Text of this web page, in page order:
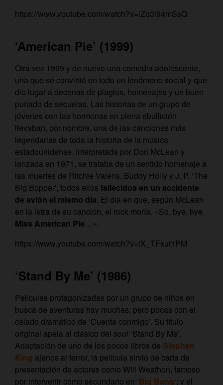
https://www.youtube.com/watch?v=iZq3i94mSsQ
‘American Pie’ (1999)
Otra vez 1999 y de nuevo una comedia adolescente,
una que se convirtió en todo un fenómeno social y que
dio lugar a decenas de plagios, homenajes y un buen
puñado de secuelas. Las historias de un grupo de
jóvenes con las hormonas en plena ebullición
llevaban, por nombre, una de las canciones más
legendarias de toda la historia de la música
estadounidense. Interpretada por Don McLean y
lanzada en 1971, se trataba de un sentido homenaje a
las muertes de Ritchie Valens, Buddy Holly y J. P. ‘The
Big Bopper’, todos ellos fallecidos en un accidente
de avión el mismo día. El día en que, según McLean
en la letra de su canción, el rock moría. «So, bye, bye,
Miss American Pie…».
https://www.youtube.com/watch?v=iX_TFkut1PM
‘Stand By Me’ (1986)
Películas protagonizadas por un grupo de niños en
busca de aventuras hay muchas, pero pocas con el
calado dramático de ‘Cuenta conmigo’. Su título
original apela al clásico del soul ‘Stand By Me’.
Adaptación de uno de los pocos libros de Stephen
King ajenos al terror, la película sirvió de carta de
presentación de actores como Will Weathon, famoso
por intervenir como secundario en ‘Big Bang‘; y el